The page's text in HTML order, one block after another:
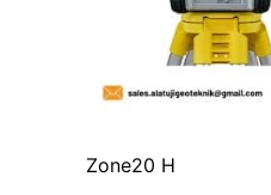
Zone20 H